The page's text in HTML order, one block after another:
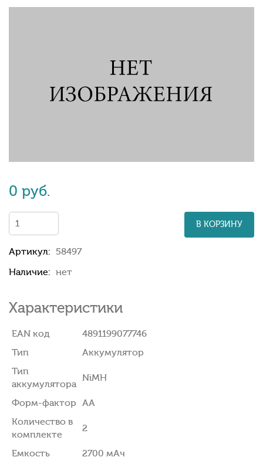
0 руб.
В КОРЗИНУ
Артикул: 58497
Наличие: нет
Характеристики
EAN код
4891199077746
Тип
Аккумулятор
Тип
аккумулятора
NiMH
Форм-фактор
AA
Количество в
комплекте
2
Емкость
2700 мAч